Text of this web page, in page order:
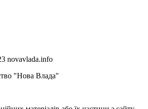
novavlada.info
"Нова Влада"